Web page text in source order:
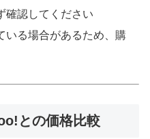
確認してください
いる場合があるため、購
との価格比較